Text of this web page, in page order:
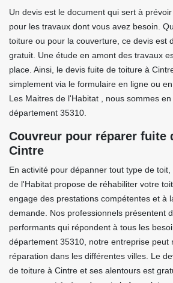
Un devis est le document qui sert à
pour les travaux dont vous avez besoin.
toiture ou pour la couverture, ce devis est
gratuit. Une étude en amont des travaux
place. Ainsi, le devis fuite de toiture à
simplement via le formulaire en ligne ou
Les Maitres de l'Habitat , nous sommes
département 35310.
Couvreur pour réparer fuite
Cintre
En activité pour dépanner tout type de toit,
de l'Habitat propose de réhabiliter votre
engage des prestations compétentes et à
demande. Nos professionnels présentent
performants qui répondent à tous les
département 35310, notre entreprise peut
réparation dans les différentes villes. Le
de toiture à Cintre et ses alentours est